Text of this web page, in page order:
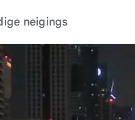
neigings